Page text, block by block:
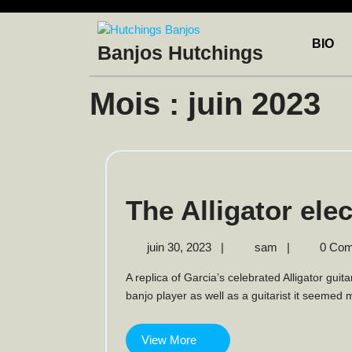
Banjos Hutchings BIO
Mois : juin 2023
The Alligator
juin 30, 2023
juin
2023
| sam
The
electric
banjo
| 0
A replica of Garcia’s celebrated Alligator guitar, but re-imagined as a banjo ! Since Jerry was a fine
banjo player as well as a guitarist it seemed
View More
View